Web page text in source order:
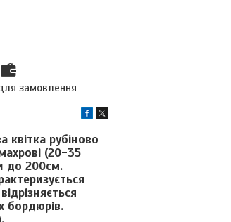
замовлення
квітка рубіново
(20-35
до 200см.
бордюрів.